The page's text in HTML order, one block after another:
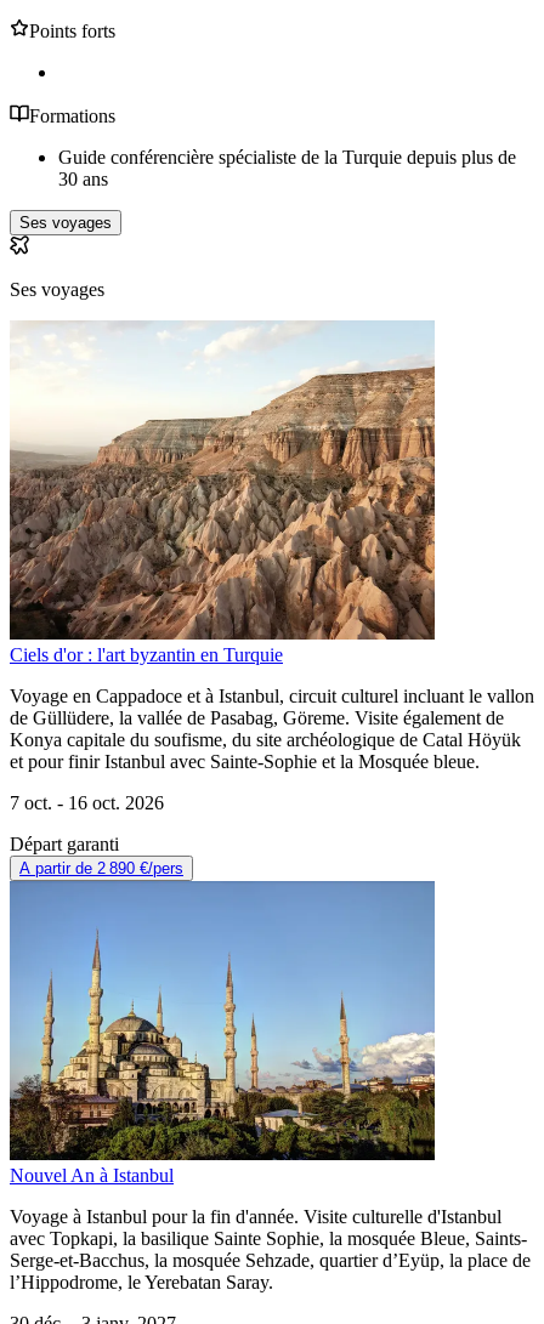
Points forts
Formations
Guide conférencière spécialiste de la Turquie depuis plus de
30 ans
Ses voyages
Ses voyages
Ciels d'or : l'art byzantin en Turquie
Voyage en Cappadoce et à Istanbul, circuit culturel incluant le vallon
de Güllüdere, la vallée de Pasabag, Göreme. Visite également de
Konya capitale du soufisme, du site archéologique de Catal Höyük
et pour finir Istanbul avec Sainte-Sophie et la Mosquée bleue.
7 oct. - 16 oct. 2026
Départ garanti
A partir de 2 890 €/pers
Nouvel An à Istanbul
Voyage à Istanbul pour la fin d'année. Visite culturelle d'Istanbul
avec Topkapi, la basilique Sainte Sophie, la mosquée Bleue, Saints-
Serge-et-Bacchus, la mosquée Sehzade, quartier d’Eyüp, la place de
l’Hippodrome, le Yerebatan Saray.